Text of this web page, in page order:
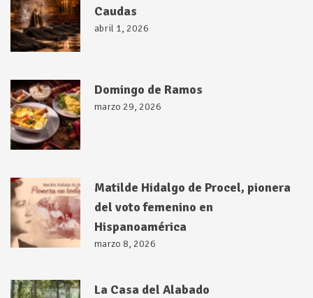
Caudas
abril 1, 2026
Domingo de Ramos
marzo 29, 2026
Matilde Hidalgo de Procel, pionera
del voto femenino en
Hispanoamérica
marzo 8, 2026
La Casa del Alabado